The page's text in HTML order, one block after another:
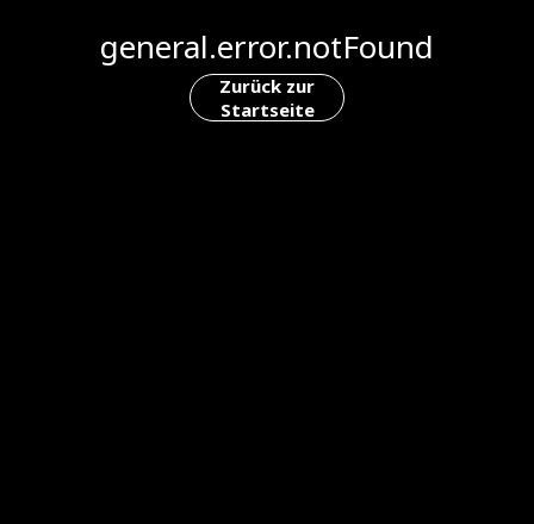
general.error.notFound
Zurück zur
Startseite